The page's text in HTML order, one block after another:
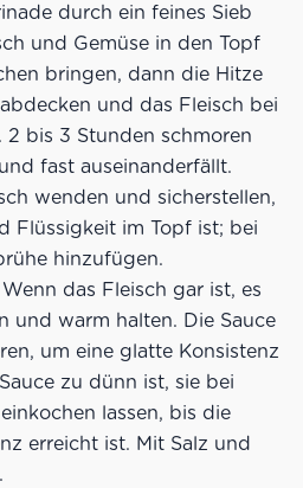
durch ein feines Sieb
und Gemüse in den Topf
bringen, dann die Hitze
und das Fleisch bei
bis 3 Stunden schmoren
fast auseinanderfällt.
wenden und sicherstellen,
Flüssigkeit im Topf ist; bei
hinzufügen.
das Fleisch gar ist, es
und warm halten. Die Sauce
um eine glatte Konsistenz
zu dünn ist, sie bei
lassen, bis die
erreicht ist. Mit Salz und